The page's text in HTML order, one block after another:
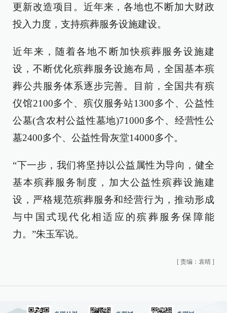
更新改造项目。近年来，各地也不断加大财政
投入力度，支持殡葬服务设施建设。
近年来，随着各地不断加快殡葬服务设施建
设，不断优化殡葬服务设施布局，全国基本殡
葬公共服务体系逐步完善。目前，全国共有殡
仪馆2100多个、殡仪服务站1300多个、公益性
公墓(含农村公益性墓地)71000多个、经营性公
墓2400多个、公益性骨灰堂14000多个。
“下一步，我们将坚持以公益属性为导向，健全
基本殡葬服务制度，加大公益性殡葬设施建
设，严格规范殡葬服务和经营行为，推动形成
与中国式现代化相适应的殡葬服务保障能
力。”朱玉军说。
[ 责编：袁晴 ]